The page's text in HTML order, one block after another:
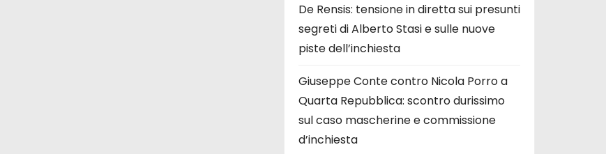
De Rensis: tensione in diretta sui presunti
segreti di Alberto Stasi e sulle nuove
piste dell’inchiesta
Giuseppe Conte contro Nicola Porro a
Quarta Repubblica: scontro durissimo
sul caso mascherine e commissione
d’inchiesta